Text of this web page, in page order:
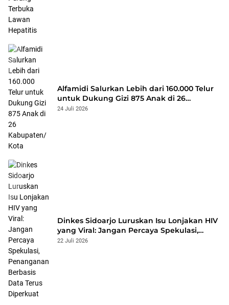
Alfamidi Salurkan Lebih dari 160.000 Telur
untuk Dukung Gizi 875 Anak di 26
Kabupaten/Kota
24 Juli 2026
Dinkes Sidoarjo Luruskan Isu Lonjakan HIV
yang Viral: Jangan Percaya Spekulasi,
Penanganan Berbasis Data Terus
22 Juli 2026